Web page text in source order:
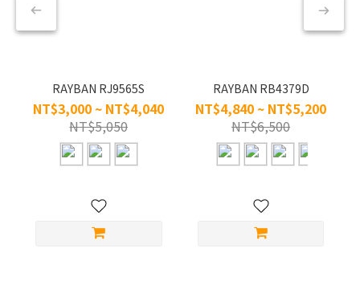
RAYBAN RJ9565S
NT$3,000 ~ NT$4,040
NT$5,050
RAYBAN RB4379D
NT$4,840 ~ NT$5,200
NT$6,500